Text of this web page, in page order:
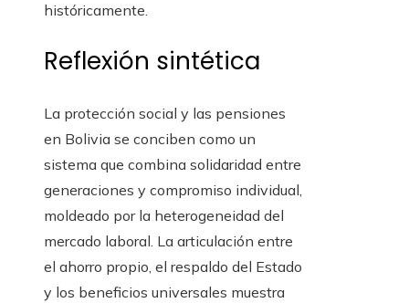
históricamente.
Reflexión sintética
La protección social y las pensiones
en Bolivia se conciben como un
sistema que combina solidaridad entre
generaciones y compromiso individual,
moldeado por la heterogeneidad del
mercado laboral. La articulación entre
el ahorro propio, el respaldo del Estado
y los beneficios universales muestra